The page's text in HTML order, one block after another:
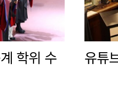
학위 수
유튜